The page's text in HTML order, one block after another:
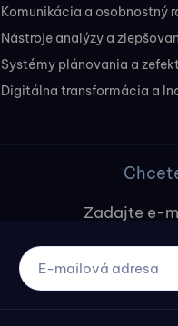
Komunikácia a osobnostný
Nástroje analýzy a
Systémy plánovania a
Digitálna transformácia a
Zadajte e-